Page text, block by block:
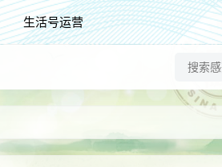
生活号运营